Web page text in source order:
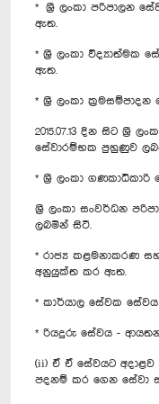
* ශ්‍රී ලංකා පරිපාලන
ඇත.
* ශ්‍රී ලංකා විද්‍යාත්මක
ඇත.
* ශ්‍රී ලංකා
2015.07.13 දින සිට ශ්‍රී
සේවාරම්භක පුහුණුව
* ශ්‍රී ලංකා
ශ්‍රී ලංකා සංවර්ධන
ලබමින් සිටී.
* රාජ්‍ය කළමනාකරණ
අනුයුක්ත කර ඇත.
* කාර්යාල සේවක
* රියදුරු සේවය -
(ii) ඒ ඒ සේවයට
පදනම් කර ගෙන සේවා